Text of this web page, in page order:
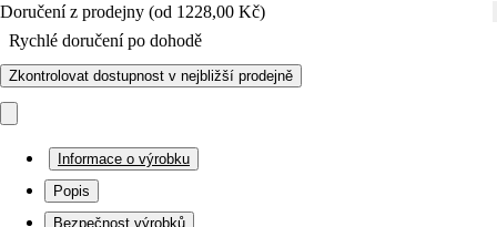
Doručení z prodejny (od 1228,00 Kč)
Rychlé doručení po dohodě
Zkontrolovat dostupnost v nejbližší prodejně
Informace o výrobku
Popis
Bezpečnost výrobků